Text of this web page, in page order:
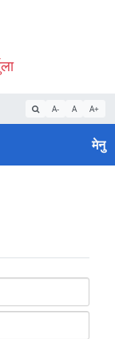
A- A A+
मेनु